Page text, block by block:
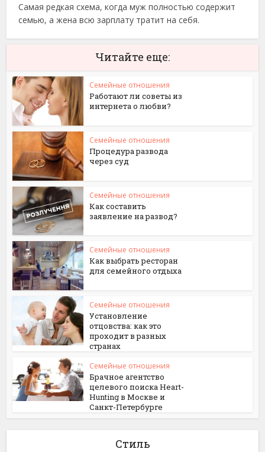
Самая редкая схема, когда муж полностью содержит
семью, а жена всю зарплату тратит на себя.
Читайте еще:
Семейные отношения
Работают ли советы из
интернета о любви?
Семейные отношения
Процедура развода
через суд
Семейные отношения
Как составить
заявление на развод?
Семейные отношения
Как выбрать ресторан
для семейного отдыха
Семейные отношения
Установление
отцовства: как это
проходит в разных
странах
Семейные отношения
Брачное агентство
целевого поиска Нeart-
Нunting в Москве и
Санкт-Петербурге
Стиль